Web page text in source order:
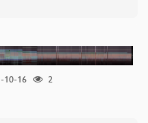
10-16
2